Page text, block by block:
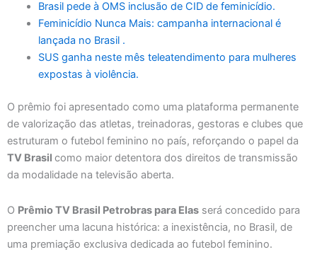
Brasil pede à OMS inclusão de CID de feminicídio.
Feminicídio Nunca Mais: campanha internacional é
lançada no Brasil .
SUS ganha neste mês teleatendimento para mulheres
expostas à violência.
O prêmio foi apresentado como uma plataforma permanente
de valorização das atletas, treinadoras, gestoras e clubes que
estruturam o futebol feminino no país, reforçando o papel da
TV Brasil como maior detentora dos direitos de transmissão
da modalidade na televisão aberta.
O Prêmio TV Brasil Petrobras para Elas será concedido para
preencher uma lacuna histórica: a inexistência, no Brasil, de
uma premiação exclusiva dedicada ao futebol feminino.